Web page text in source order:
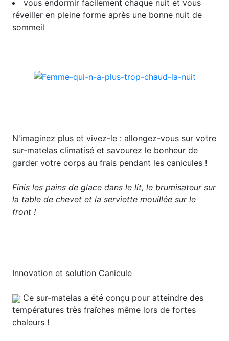
vous endormir facilement chaque nuit et vous
réveiller en pleine forme après une bonne nuit de
sommeil
N'imaginez plus et vivez-le : allongez-vous sur votre
sur-matelas climatisé et savourez le bonheur de
garder votre corps au frais pendant les canicules !
Finis les pains de glace dans le lit, le brumisateur sur
la table de chevet et la serviette mouillée sur le
front !
Innovation et solution Canicule
Ce sur-matelas a été conçu pour atteindre des
températures très fraîches même lors de fortes
chaleurs !